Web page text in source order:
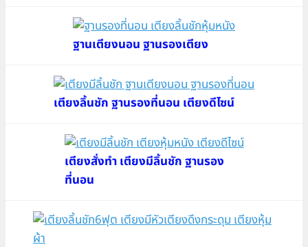
ฐานเตียงนอน ฐานรองเตียง
เตียงลิ้นชัก ฐานรองที่นอน เตียงดีไซน์
เตียงสั่งทำ เตียงมีลิ้นชัก ฐานรอง
ที่นอน